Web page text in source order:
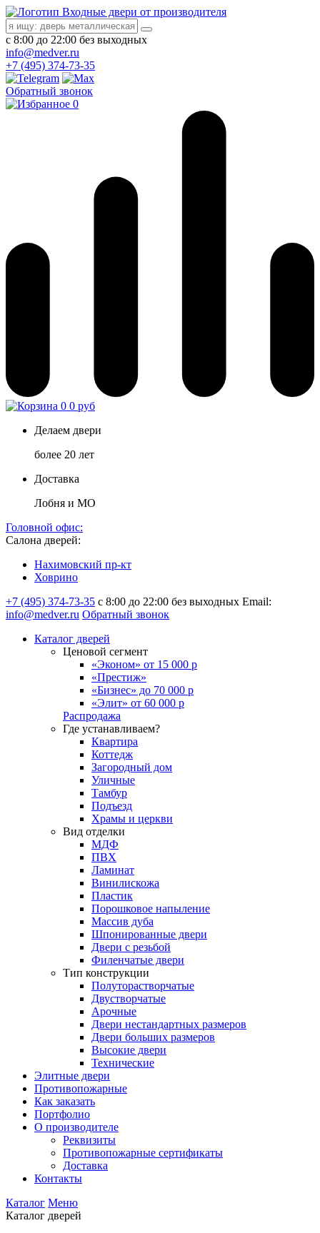
Входные двери от производителя
с 8:00 до 22:00 без выходных
info@medver.ru
+7 (495) 374-73-35
Обратный звонок
0
0 0 руб
Делаем двери
более 20 лет
Доставка
Лобня и МО
Головной офис:
Салона дверей:
Нахимовский пр-кт
Ховрино
+7 (495) 374-73-35 с 8:00 до 22:00 без выходных Email:
info@medver.ru Обратный звонок
Каталог дверей
Ценовой сегмент
«Эконом» от 15 000 р
«Престиж»
«Бизнес» до 70 000 р
«Элит» от 60 000 р
Распродажа
Где устанавливаем?
Квартира
Коттедж
Загородный дом
Уличные
Тамбур
Подъезд
Храмы и церкви
Вид отделки
МДФ
ПВХ
Ламинат
Винилискожа
Пластик
Порошковое напыление
Массив дуба
Шпонированные двери
Двери с резьбой
Филенчатые двери
Тип конструкции
Полуторастворчатые
Двустворчатые
Арочные
Двери нестандартных размеров
Двери больших размеров
Высокие двери
Технические
Элитные двери
Противопожарные
Как заказать
Портфолио
О производителе
Реквизиты
Противопожарные сертификаты
Доставка
Контакты
Каталог Меню
Каталог дверей